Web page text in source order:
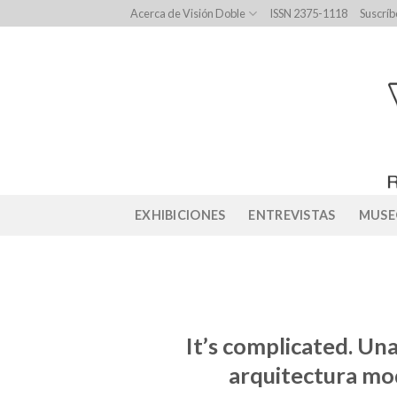
to
Acerca de Visión Doble ISSN 2375-1118
EXHIBICIONES ENTREVISTAS
It’s complicated.
arquitectura